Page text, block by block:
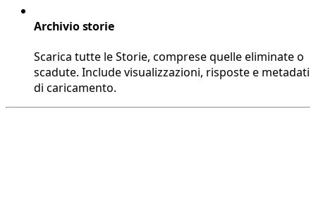
Archivio storie
Scarica tutte le Storie, comprese quelle eliminate o
scadute. Include visualizzazioni, risposte e metadati
di caricamento.